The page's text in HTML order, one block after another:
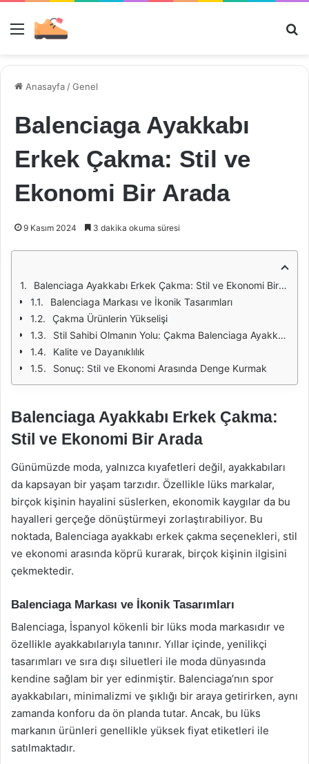
Menü
Anasayfa /Genel
Balenciaga Ayakkabı
Erkek Çakma: Stil ve
Ekonomi Bir Arada
9 Kasım 2024 3 dakika okuma süresi
Balenciaga Ayakkabı Erkek Çakma: Stil ve Ekonomi Bir Arada
Balenciaga Markası ve İkonik Tasarımları
Çakma Ürünlerin Yükselişi
Stil Sahibi Olmanın Yolu: Çakma Balenciaga Ayakkabılar
Kalite ve Dayanıklılık
Sonuç: Stil ve Ekonomi Arasında Denge Kurmak
Balenciaga Ayakkabı Erkek Çakma:
Stil ve Ekonomi Bir Arada
Günümüzde moda, yalnızca kıyafetleri değil, ayakkabıları
da kapsayan bir yaşam tarzıdır. Özellikle lüks markalar,
birçok kişinin hayalini süslerken, ekonomik kaygılar da bu
hayalleri gerçeğe dönüştürmeyi zorlaştırabiliyor. Bu
noktada, Balenciaga ayakkabı erkek çakma seçenekleri, stil
ve ekonomi arasında köprü kurarak, birçok kişinin ilgisini
çekmektedir.
Balenciaga Markası ve İkonik Tasarımları
Balenciaga, İspanyol kökenli bir lüks moda markasıdır ve
özellikle ayakkabılarıyla tanınır. Yıllar içinde, yenilikçi
tasarımları ve sıra dışı siluetleri ile moda dünyasında
kendine sağlam bir yer edinmiştir. Balenciaga’nın spor
ayakkabıları, minimalizmi ve şıklığı bir araya getirirken, aynı
zamanda konforu da ön planda tutar. Ancak, bu lüks
markanın ürünleri genellikle yüksek fiyat etiketleri ile
satılmaktadır.